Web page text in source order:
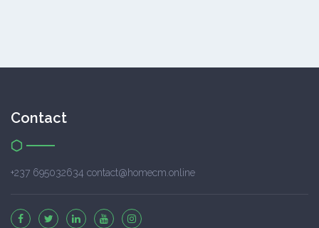
Contact
+237 695032634 contact@homecm.online